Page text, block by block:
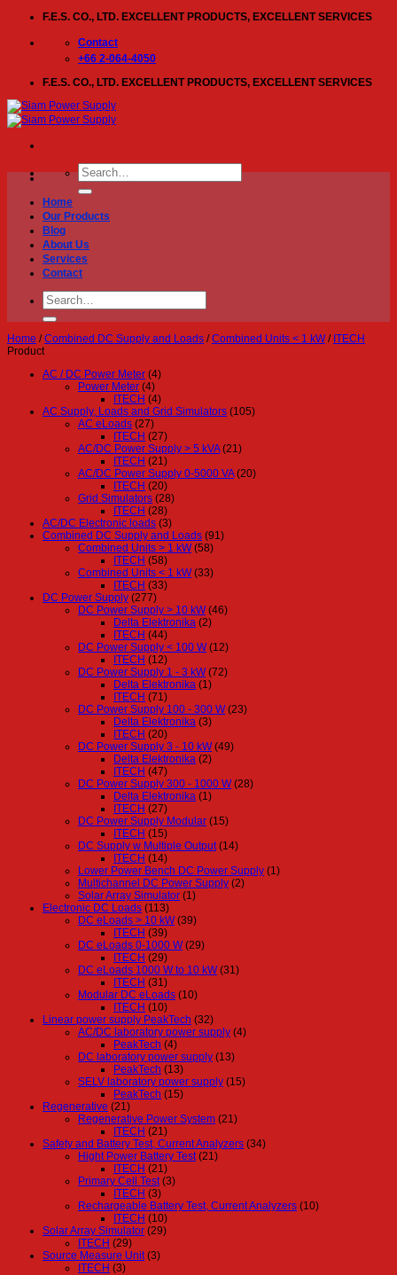
content
F.E.S. CO., LTD. EXCELLENT PRODUCTS, EXCELLENT SERVICES
Contact
+66 2-064-4050
F.E.S. CO., LTD. EXCELLENT PRODUCTS, EXCELLENT SERVICES
Search
for:
Home
Our Products
Blog
About Us
Services
Contact
Search
for:
Home / Combined DC Supply and Loads / Combined Units < 1 kW / ITECH
Product
AC / DC Power Meter (4)
Power Meter (4)
ITECH (4)
AC Supply, Loads and Grid Simulators (105)
AC eLoads (27)
ITECH (27)
AC/DC Power Supply > 5 kVA (21)
ITECH (21)
AC/DC Power Supply 0-5000 VA (20)
ITECH (20)
Grid Simulators (28)
ITECH (28)
AC/DC Electronic loads (3)
Combined DC Supply and Loads (91)
Combined Units > 1 kW (58)
ITECH (58)
Combined Units < 1 kW (33)
ITECH (33)
DC Power Supply (277)
DC Power Supply > 10 kW (46)
Delta Elektronika (2)
ITECH (44)
DC Power Supply < 100 W (12)
ITECH (12)
DC Power Supply 1 - 3 kW (72)
Delta Elektronika (1)
ITECH (71)
DC Power Supply 100 - 300 W (23)
Delta Elektronika (3)
ITECH (20)
DC Power Supply 3 - 10 kW (49)
Delta Elektronika (2)
ITECH (47)
DC Power Supply 300 - 1000 W (28)
Delta Elektronika (1)
ITECH (27)
DC Power Supply Modular (15)
ITECH (15)
DC Supply w Multiple Output (14)
ITECH (14)
Lower Power Bench DC Power Supply (1)
Multichannel DC Power Supply (2)
Solar Array Simulator (1)
Electronic DC Loads (113)
DC eLoads > 10 kW (39)
ITECH (39)
DC eLoads 0-1000 W (29)
ITECH (29)
DC eLoads 1000 W to 10 kW (31)
ITECH (31)
Modular DC eLoads (10)
ITECH (10)
Linear power supply PeakTech (32)
AC/DC laboratory power supply (4)
PeakTech (4)
DC laboratory power supply (13)
PeakTech (13)
SELV laboratory power supply (15)
PeakTech (15)
Regenerative (21)
Regenerative Power System (21)
ITECH (21)
Safety and Battery Test, Current Analyzers (34)
Hight Power Battery Test (21)
ITECH (21)
Primary Cell Test (3)
ITECH (3)
Rechargeable Battery Test, Current Analyzers (10)
ITECH (10)
Solar Array Simulator (29)
ITECH (29)
Source Measure Unit (3)
ITECH (3)